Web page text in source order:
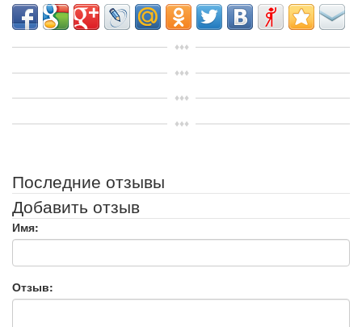
Последние отзывы
Добавить отзыв
Имя:
Отзыв: